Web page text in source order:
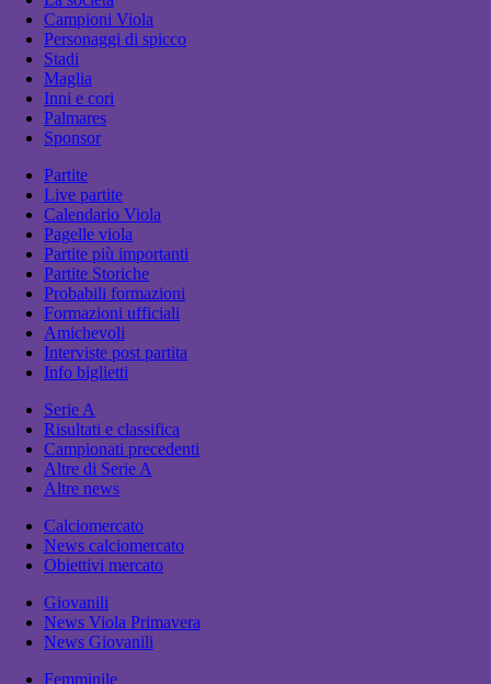
Campioni Viola
Personaggi di spicco
Stadi
Maglia
Inni e cori
Palmares
Sponsor
Partite
Live partite
Calendario Viola
Pagelle viola
Partite più importanti
Partite Storiche
Probabili formazioni
Formazioni ufficiali
Amichevoli
Interviste post partita
Info biglietti
Serie A
Risultati e classifica
Campionati precedenti
Altre di Serie A
Altre news
Calciomercato
News calciomercato
Obiettivi mercato
Giovanili
News Viola Primavera
News Giovanili
Femminile